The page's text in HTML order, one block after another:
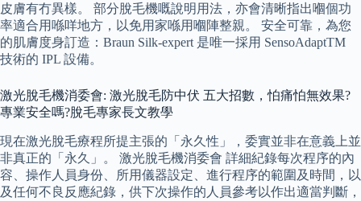
皮膚有冇異樣。 部分脫毛機嘅說明用法，亦會清晰指出嗰個功
率適合用喺咩地方，以免用家喺用嗰陣整親。 安全可靠，為您
的肌膚度身訂造：Braun Silk-expert 是唯一採用 SensoAdaptTM
技術的 IPL 設備。
激光脫毛機消委會: 激光脫毛防中伏 五大招數，怕痛怕無效果?
專業安全嗎?脫毛專家長文教學
現在激光脫毛療程所提主張的「永久性」，委實並非在意義上並
非真正的「永久」。 激光脫毛機消委會 詳細紀錄每次程序的內
容、操作人員身份、所用儀器設定、進行程序的範圍及時間，以
及任何不良反應紀錄，供下次操作的人員參考以作出適當判斷，